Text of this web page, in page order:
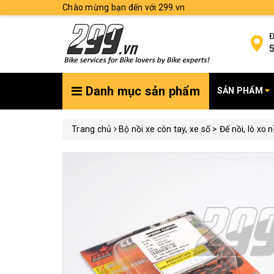
Chào mừng bạn đến với 299.vn
Danh mục sản phẩm SẢN PHẨM
Trang chủ Bộ nồi xe côn tay, xe số > Đế nồi, lò xo